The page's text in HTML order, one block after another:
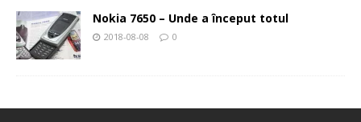
Nokia 7650 – Unde a început totul
2018-08-08 0